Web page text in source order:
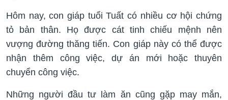
Hôm nay, con giáp tuổi Tuất có nhiều cơ hội chứng
tỏ bản thân. Họ được cát tinh chiếu mệnh nên
vượng đường thăng tiến. Con giáp này có thể được
nhận thêm công việc, dự án mới hoặc thuyên
chuyển công việc.
Những người đầu tư làm ăn cũng gặp may mắn,